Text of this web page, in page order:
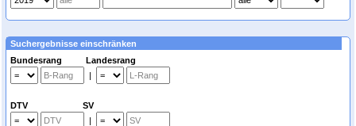
Suchergebnisse einschränken
Bundesrang Landesrang
|
DTV SV
|